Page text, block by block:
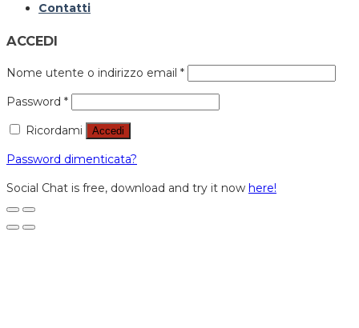
Contatti
ACCEDI
Nome utente o indirizzo email *
Password *
Ricordami
Accedi
Password dimenticata?
Social Chat is free, download and try it now here!